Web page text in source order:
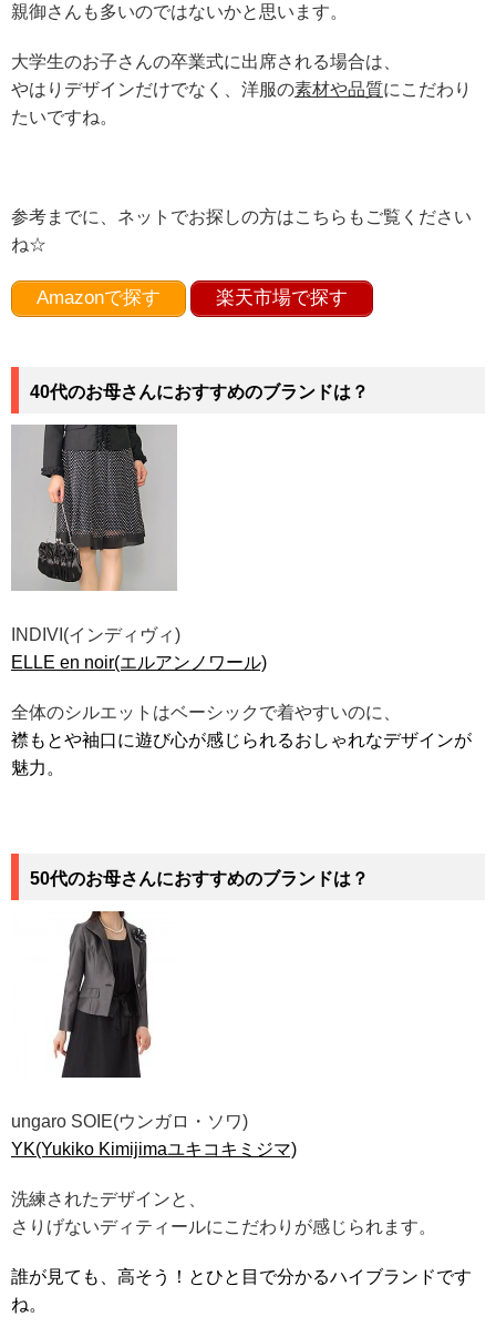
親御さんも多いのではないかと思います。
大学生のお子さんの卒業式に出席される場合は、
やはりデザインだけでなく、洋服の素材や品質にこだわり
たいですね。
参考までに、ネットでお探しの方はこちらもご覧ください
ね☆
Amazonで探す 楽天市場で探す
40代のお母さんにおすすめのブランドは？
INDIVI(インディヴィ)
ELLE en noir(エルアンノワール)
全体のシルエットはベーシックで着やすいのに、
襟もとや袖口に遊び心が感じられるおしゃれなデザインが
魅力。
50代のお母さんにおすすめのブランドは？
ungaro SOIE(ウンガロ・ソワ)
YK(Yukiko Kimijimaユキコキミジマ)
洗練されたデザインと、
さりげないディティールにこだわりが感じられます。
誰が見ても、高そう！とひと目で分かるハイブランドです
ね。